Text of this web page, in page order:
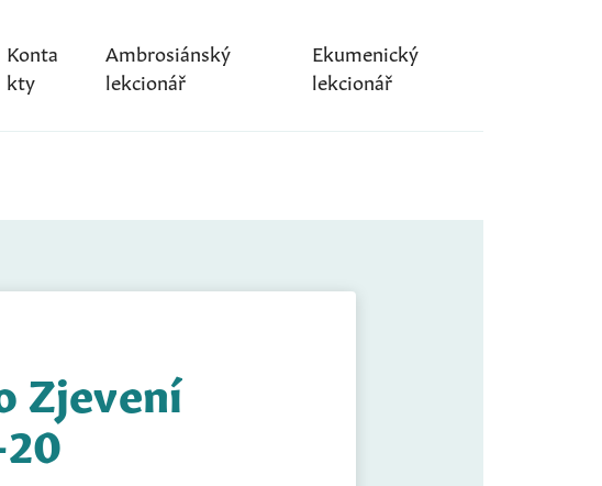
Konta
kty
Ambrosiánský
lekcionář
Ekumenický
lekcionář
Zjevení
20